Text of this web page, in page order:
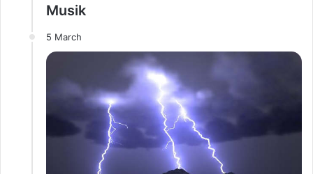
Musik
5 March